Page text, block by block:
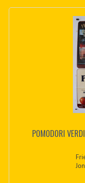
POMODORI